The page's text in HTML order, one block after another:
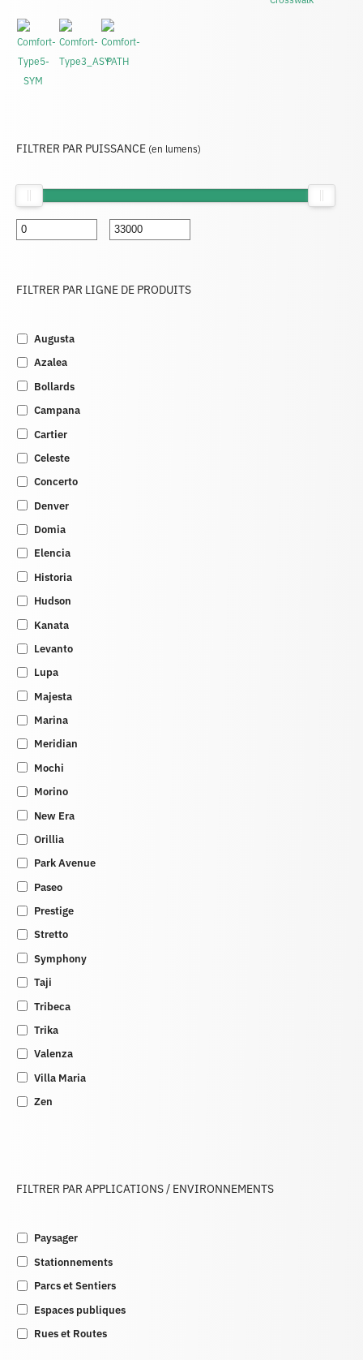
FILTRER PAR PUISSANCE (en lumens)
FILTRER PAR LIGNE DE PRODUITS
Augusta
Azalea
Bollards
Campana
Cartier
Celeste
Concerto
Denver
Domia
Elencia
Historia
Hudson
Kanata
Levanto
Lupa
Majesta
Marina
Meridian
Mochi
Morino
New Era
Orillia
Park Avenue
Paseo
Prestige
Stretto
Symphony
Taji
Tribeca
Trika
Valenza
Villa Maria
Zen
FILTRER PAR APPLICATIONS / ENVIRONNEMENTS
Paysager
Stationnements
Parcs et Sentiers
Espaces publiques
Rues et Routes